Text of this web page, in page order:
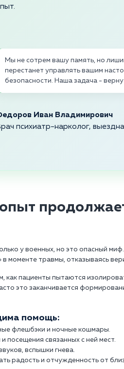
Мы не сотрем вашу память, но
перестанет управлять вашим
безопасности. Наша задача -
Иван Владимирович
психиатр-нарколог,
у военных, но это опасный
моменте травмы, отказываясь
как пациенты пытаются
это заканчивается
помощь:
флешбэки и ночные кошмары.
посещения связанных с ней мест.
вспышки гнева.
радость и отчужденность от